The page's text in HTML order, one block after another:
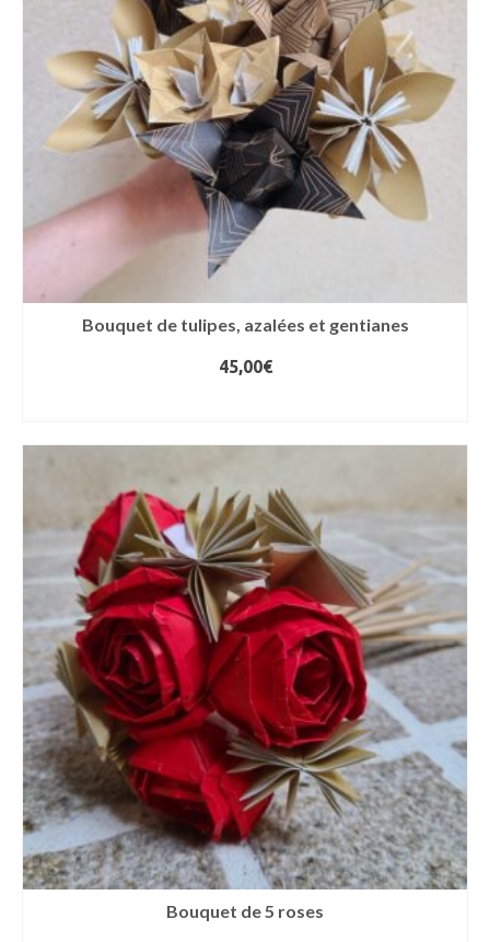
Bouquet de tulipes, azalées et gentianes
45,00€
Bouquet de 5 roses